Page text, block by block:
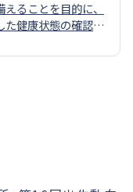
ることを目的に、
健康状態の確認の